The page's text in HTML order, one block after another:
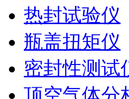
热封试验仪
瓶盖扭矩仪
密封性测试